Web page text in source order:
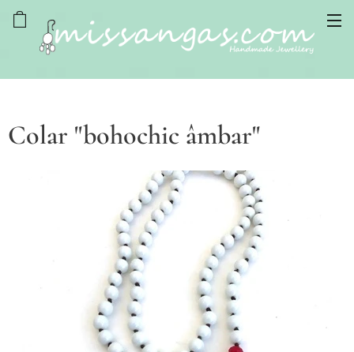
Colar "bohochic âmbar"